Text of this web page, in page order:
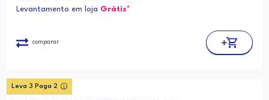
Levantamento em loja Grátis*
comparar
Leva 3 Paga 2